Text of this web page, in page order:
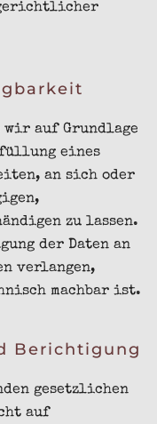
wir auf Grundlage
eines
an sich oder
zu lassen.
der Daten an
verlangen,
machbar ist.
Berichtigung
gesetzlichen
auf